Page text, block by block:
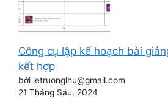
Công cụ lập kế hoạch bài
kết hợp
bởi letruonglhu@gmail.com
21 Tháng Sáu, 2024